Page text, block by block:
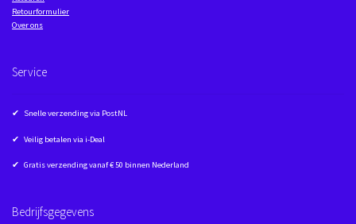
Retourformulier
Over ons
Service
✔ Snelle verzending via PostNL
✔ Veilig betalen via i-Deal
✔ Gratis verzending vanaf € 50 binnen Nederland
Bedrijfsgegevens